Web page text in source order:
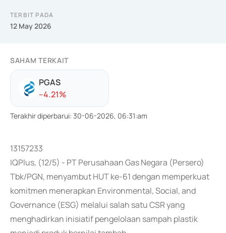
TERBIT PADA
12 May 2026
SAHAM TERKAIT
PGAS
--4.21%
Terakhir diperbarui: 30-06-2026, 06:31:am
13157233
IQPlus, (12/5) - PT Perusahaan Gas Negara (Persero)
Tbk/PGN, menyambut HUT ke-61 dengan memperkuat
komitmen menerapkan Environmental, Social, and
Governance (ESG) melalui salah satu CSR yang
menghadirkan inisiatif pengelolaan sampah plastik